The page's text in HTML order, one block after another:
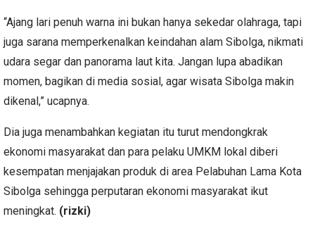
“Ajang lari penuh warna ini bukan hanya sekedar olahraga, tapi
juga sarana memperkenalkan keindahan alam Sibolga, nikmati
udara segar dan panorama laut kita. Jangan lupa abadikan
momen, bagikan di media sosial, agar wisata Sibolga makin
dikenal,” ucapnya.
Dia juga menambahkan kegiatan itu turut mendongkrak
ekonomi masyarakat dan para pelaku UMKM lokal diberi
kesempatan menjajakan produk di area Pelabuhan Lama Kota
Sibolga sehingga perputaran ekonomi masyarakat ikut
meningkat. (rizki)